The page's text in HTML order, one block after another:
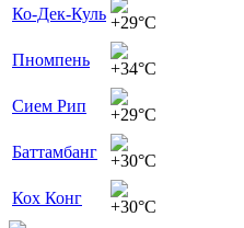
Ко-Дек-Куль +29°C
Пномпень
+34°C
Сием Рип
+29°C
Баттамбанг
+30°C
Кох Конг
+30°C